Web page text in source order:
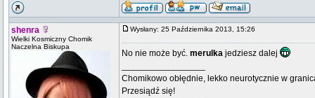
shenra
Wielki Kosmiczny Chomik
Naczelna Biskupa
Wysłany: 25 Października 2013, 15:26
No nie może być. merulka jedziesz dalej
Chomikowo obłędnie, lekko neurotycznie w
Przesiądź się!